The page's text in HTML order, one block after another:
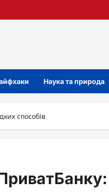
Наука та природа
способів